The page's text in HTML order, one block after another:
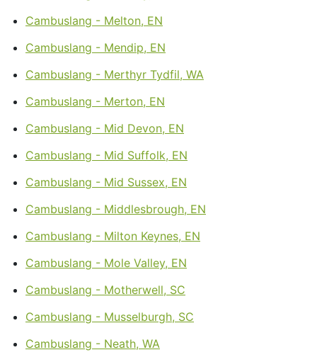
Cambuslang - Melton, EN
Cambuslang - Mendip, EN
Cambuslang - Merthyr Tydfil, WA
Cambuslang - Merton, EN
Cambuslang - Mid Devon, EN
Cambuslang - Mid Suffolk, EN
Cambuslang - Mid Sussex, EN
Cambuslang - Middlesbrough, EN
Cambuslang - Milton Keynes, EN
Cambuslang - Mole Valley, EN
Cambuslang - Motherwell, SC
Cambuslang - Musselburgh, SC
Cambuslang - Neath, WA